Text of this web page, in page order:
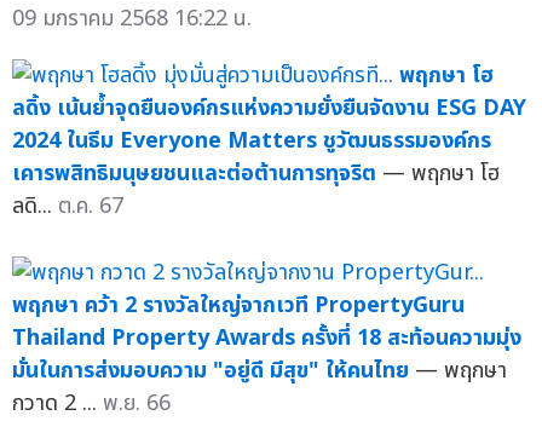
09 มกราคม 2568 16:22 น.
พฤกษา โฮ
ลดิ้ง เน้นย้ำจุดยืนองค์กรแห่งความยั่งยืนจัดงาน ESG DAY
2024 ในธีม Everyone Matters ชูวัฒนธรรมองค์กร
เคารพสิทธิมนุษยชนและต่อต้านการทุจริต — พฤกษา โฮ
ลดิ... ต.ค. 67
พฤกษา คว้า 2 รางวัลใหญ่จากเวที PropertyGuru
Thailand Property Awards ครั้งที่ 18 สะท้อนความมุ่ง
มั่นในการส่งมอบความ "อยู่ดี มีสุข" ให้คนไทย — พฤกษา
กวาด 2 ... พ.ย. 66